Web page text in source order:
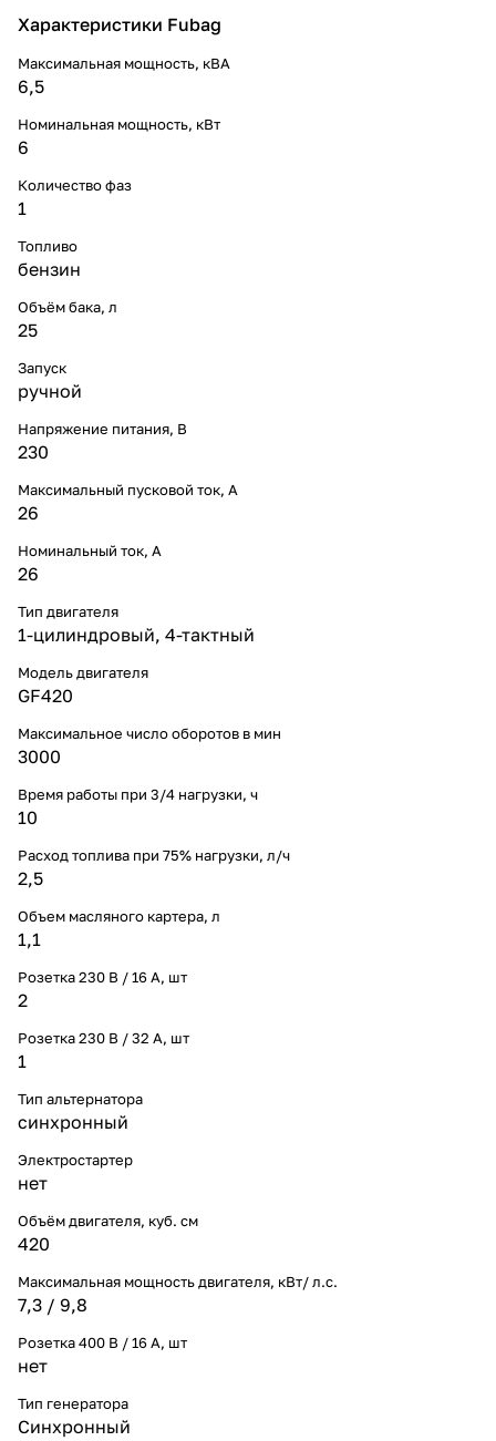
Характеристики Fubag
Максимальная мощность, кВА
6,5
Номинальная мощность, кВт
6
Количество фаз
1
Топливо
бензин
Объём бака, л
25
Запуск
ручной
Напряжение питания, В
230
Максимальный пусковой ток, А
26
Номинальный ток, A
26
Тип двигателя
1-цилиндровый, 4-тактный
Модель двигателя
GF420
Максимальное число оборотов в мин
3000
Время работы при 3/4 нагрузки, ч
10
Расход топлива при 75% нагрузки, л/ч
2,5
Объем масляного картера, л
1,1
Розетка 230 В / 16 А, шт
2
Розетка 230 В / 32 А, шт
1
Тип альтернатора
синхронный
Электростартер
нет
Объём двигателя, куб. см
420
Максимальная мощность двигателя, кВт/ л.с.
7,3 / 9,8
Розетка 400 В / 16 А, шт
нет
Тип генератора
Синхронный